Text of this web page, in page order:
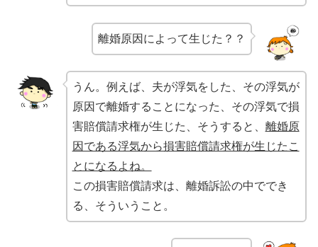
離婚原因によって生じた？？
うん。例えば、夫が浮気をした、その浮気が
原因で離婚することになった、その浮気で損
害賠償請求権が生じた、そうすると、 離婚原
因である浮気から損害賠償請求権が生じたこ
とになるよね。
この損害賠償請求は、離婚訴訟の中ででき
る、そういうこと。